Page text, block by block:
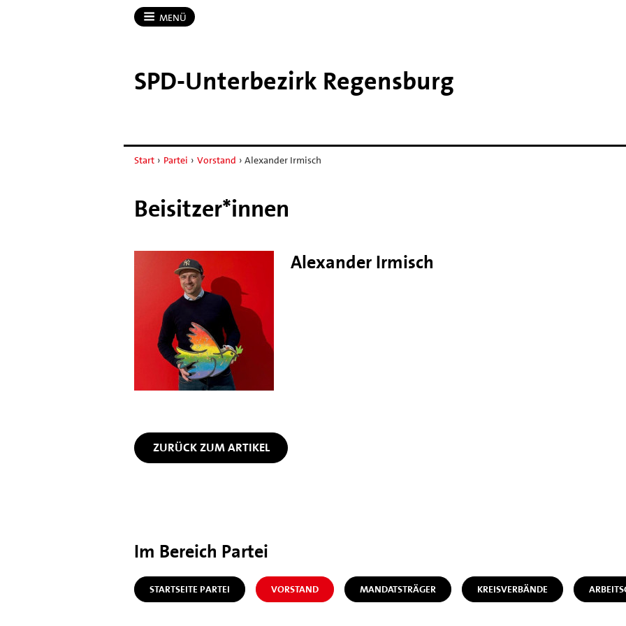
MENÜ
SPD-​Unterbezirk Regensburg
Start › Partei › Vorstand › Alexander Irmisch
Beisitzer*innen
Alexander Irmisch
ZURÜCK ZUM ARTIKEL
Im Bereich Partei
STARTSEITE PARTEI VORSTAND MANDATSTRÄGER KREISVERBÄNDE